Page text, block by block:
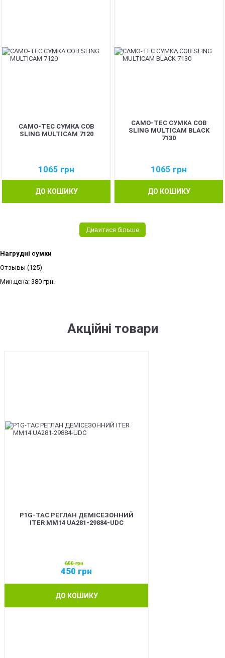
CAMO-TEC СУМКА COB
SLING MULTICAM 7120
1065 грн
ДО КОШИКУ
CAMO-TEC СУМКА COB
SLING MULTICAM BLACK
7130
1065 грн
ДО КОШИКУ
Дивитися більше
Нагрудні сумки
Отзывы (125)
Мин.цена: 380 грн.
Акційні товари
P1G-TAC РЕГЛАН ДЕМІСЕЗОННИЙ
ITER ММ14 UA281-29884-UDC
600грн
450 грн
ДО КОШИКУ